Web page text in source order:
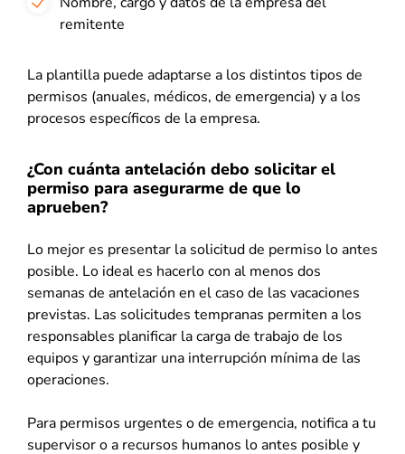
remitente
La plantilla puede adaptarse a los distintos tipos de
permisos (anuales, médicos, de emergencia) y a los
procesos específicos de la empresa.
¿Con cuánta antelación debo solicitar el
permiso para asegurarme de que lo
aprueben?
Lo mejor es presentar la solicitud de permiso lo antes
posible. Lo ideal es hacerlo con al menos dos
semanas de antelación en el caso de las vacaciones
previstas. Las solicitudes tempranas permiten a los
responsables planificar la carga de trabajo de los
equipos y garantizar una interrupción mínima de las
operaciones.
Para permisos urgentes o de emergencia, notifica a tu
supervisor o a recursos humanos lo antes posible y